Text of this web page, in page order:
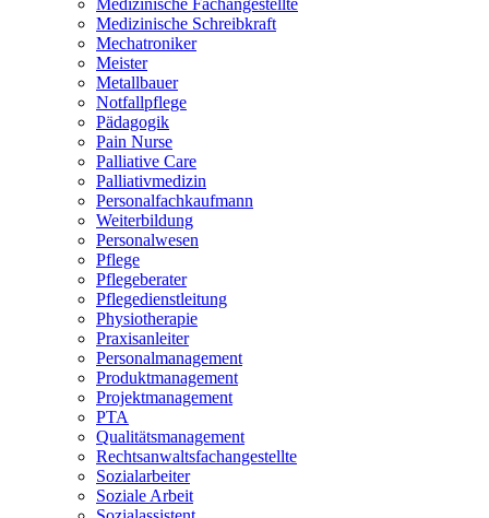
Medizinische Fachangestellte
Medizinische Schreibkraft
Mechatroniker
Meister
Metallbauer
Notfallpflege
Pädagogik
Pain Nurse
Palliative Care
Palliativmedizin
Personalfachkaufmann
Weiterbildung
Personalwesen
Pflege
Pflegeberater
Pflegedienstleitung
Physiotherapie
Praxisanleiter
Personalmanagement
Produktmanagement
Projektmanagement
PTA
Qualitätsmanagement
Rechtsanwaltsfachangestellte
Sozialarbeiter
Soziale Arbeit